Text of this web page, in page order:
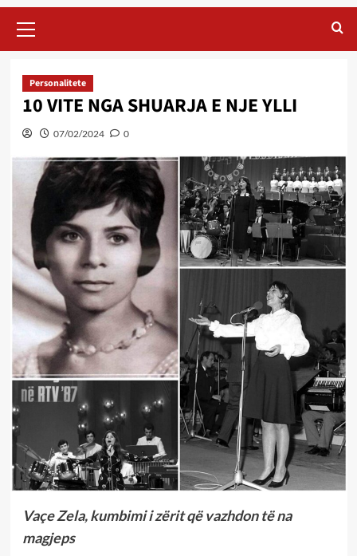
Menu
Personalitete
10 VITE NGA SHUARJA E NJE YLLI
07/02/2024 0
Vaçe Zela, kumbimi i zërit që vazhdon të na
magjeps